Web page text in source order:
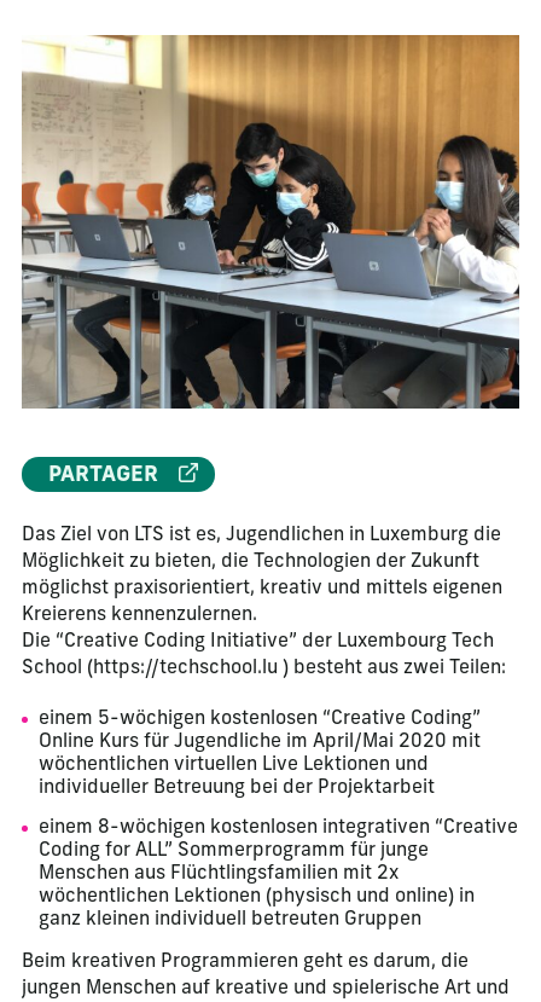
Das Ziel von LTS ist es, Jugendlichen in Luxemburg die
Möglichkeit zu bieten, die Technologien der Zukunft
möglichst praxisorientiert, kreativ und mittels eigenen
Kreierens kennenzulernen.
Die “Creative Coding Initiative” der Luxembourg Tech
School (https://techschool.lu ) besteht aus zwei Teilen:
einem 5-wöchigen kostenlosen “Creative Coding”
Online Kurs für Jugendliche im April/Mai 2020 mit
wöchentlichen virtuellen Live Lektionen und
individueller Betreuung bei der Projektarbeit
einem 8-wöchigen kostenlosen integrativen “Creative
Coding for ALL” Sommerprogramm für junge
Menschen aus Flüchtlingsfamilien mit 2x
wöchentlichen Lektionen (physisch und online) in
ganz kleinen individuell betreuten Gruppen
Beim kreativen Programmieren geht es darum, die
jungen Menschen auf kreative und spielerische Art und
PARTAGER